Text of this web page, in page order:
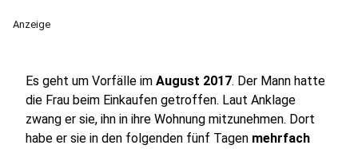
Anzeige
Es geht um Vorfälle im August 2017. Der Mann hatte
die Frau beim Einkaufen getroffen. Laut Anklage
zwang er sie, ihn in ihre Wohnung mitzunehmen. Dort
habe er sie in den folgenden fünf Tagen mehrfach